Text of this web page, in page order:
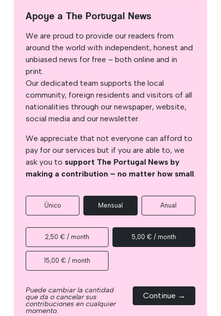
Apoye a The Portugal News
We are proud to provide our readers from
around the world with independent, honest and
unbiased news for free – both online and in
print.
Our dedicated team supports the local
community, foreign residents and visitors of all
nationalities through our newspaper, website,
social media and our newsletter.
We appreciate that not everyone can afford to
pay for our services but if you are able to, we
ask you to support The Portugal News by
making a contribution – no matter how small.
Único Mensual Anual
2,50 € / month 5,00 € / month
15,00 € / month
Puede cambiar la cantidad
que da o cancelar sus
contribuciones en cualquier
momento.
Continue →